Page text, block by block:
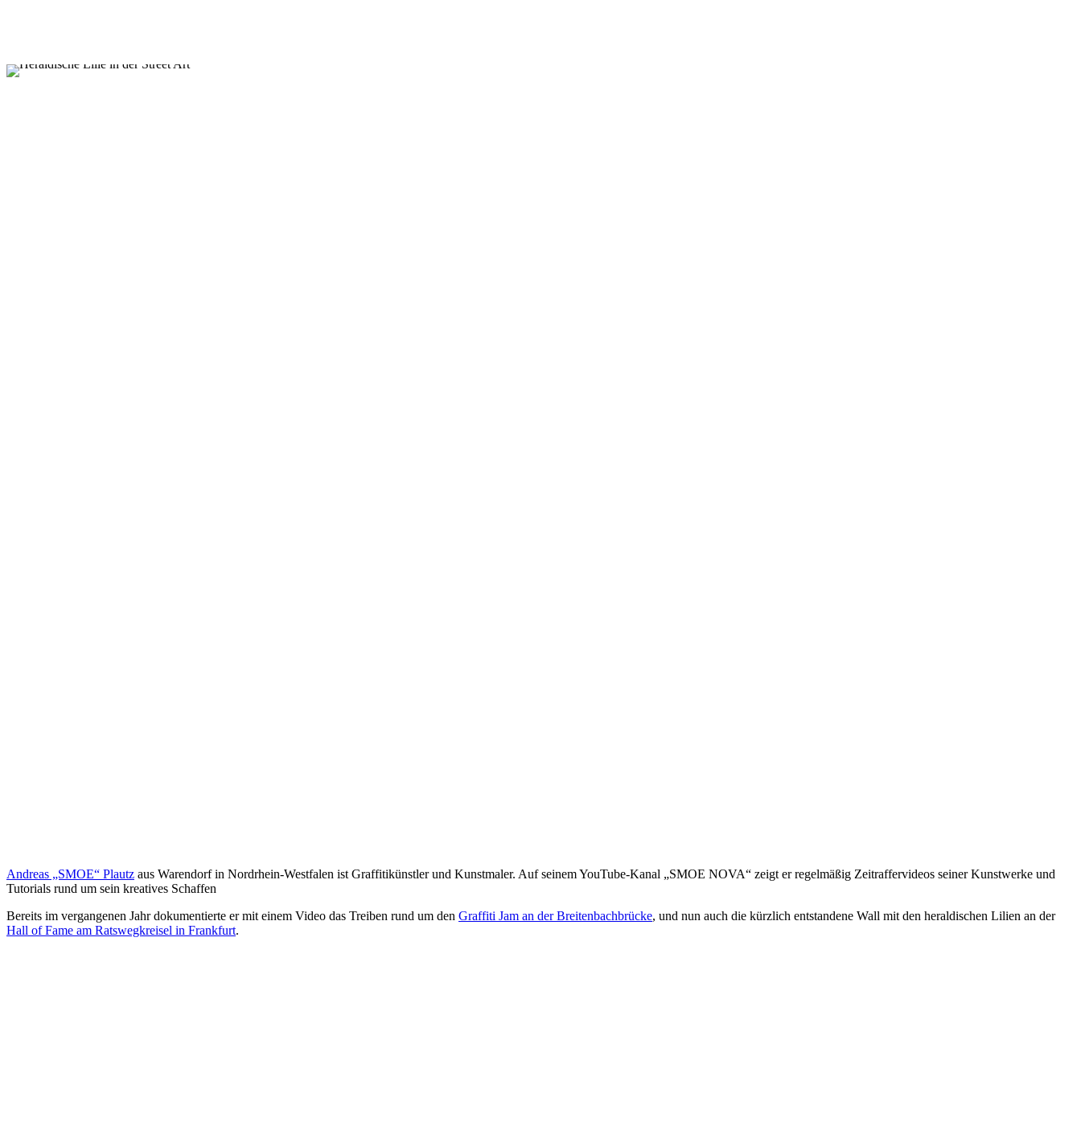
Andreas „SMOE“ Plautz aus Warendorf in Nordrhein-Westfalen ist Graffitikünstler und Kunstmaler. Auf seinem YouTube-Kanal „SMOE NOVA“ zeigt er regelmäßig Zeitraffervideos seiner Kunstwerke und
Tutorials rund um sein kreatives Schaffen
Bereits im vergangenen Jahr dokumentierte er mit einem Video das Treiben rund um den Graffiti Jam an der Breitenbachbrücke, und nun auch die kürzlich entstandene Wall mit den heraldischen Lilien an der
Hall of Fame am Ratswegkreisel in Frankfurt.